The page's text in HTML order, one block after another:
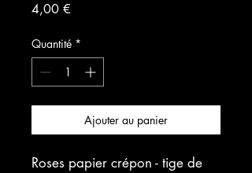
4,00 €
Quantité *
Ajouter au panier
Roses papier crépon - tige de